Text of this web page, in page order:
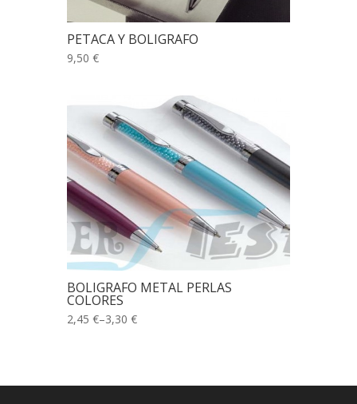
PETACA Y BOLIGRAFO
9,50 €
BOLIGRAFO METAL PERLAS
COLORES
2,45 €–3,30 €